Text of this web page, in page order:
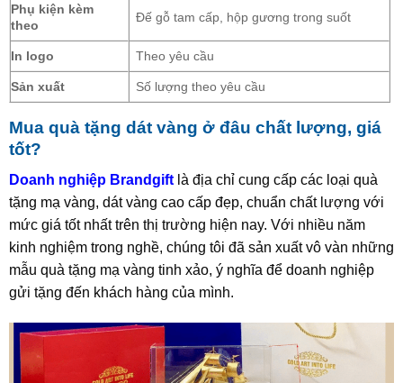
Phụ kiện kèm
theo
Đế gỗ tam cấp, hộp gương trong suốt
In logo Theo yêu cầu
Sản xuất Số lượng theo yêu cầu
Mua quà tặng dát vàng ở đâu chất lượng, giá
tốt?
Doanh nghiệp Brandgiftlà địa chỉ cung cấp các loại quà
tặng mạ vàng, dát vàng cao cấp đẹp, chuẩn chất lượng với
mức giá tốt nhất trên thị trường hiện nay. Với nhiều năm
kinh nghiệm trong nghề, chúng tôi đã sản xuất vô vàn những
mẫu quà tặng mạ vàng tinh xảo, ý nghĩa để doanh nghiệp
gửi tặng đến khách hàng của mình.